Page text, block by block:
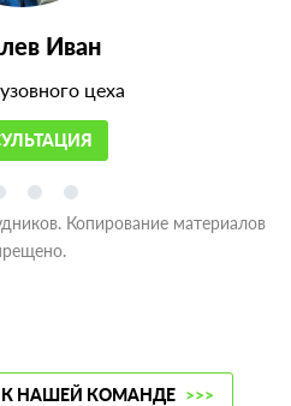
Иван
цеха
Копирование материалов
НАШЕЙ КОМАНДЕ >>>